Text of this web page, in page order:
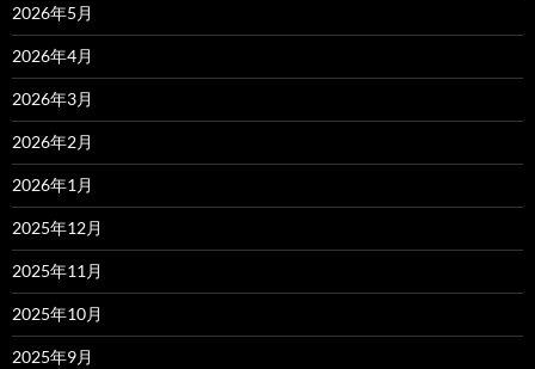
2026年5月
2026年4月
2026年3月
2026年2月
2026年1月
2025年12月
2025年11月
2025年10月
2025年9月